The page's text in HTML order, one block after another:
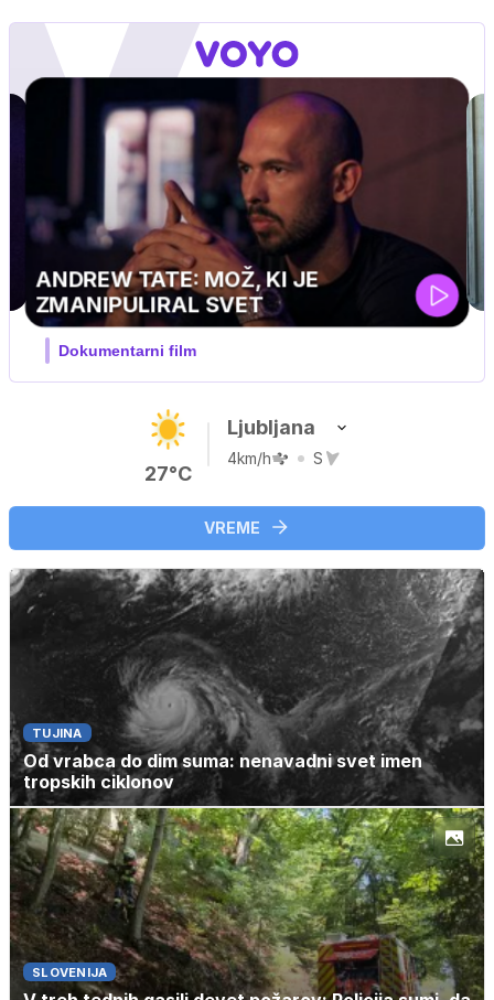
MOJ PRIJATELJ PINGVIN
Film meseca / družinski, pustolovski
27°C
Ljubljana
4km/h S
VREME
TUJINA
Od vrabca do dim suma: nenavadni svet imen
tropskih ciklonov
SLOVENIJA